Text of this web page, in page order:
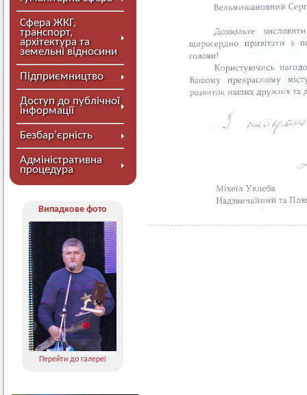
Сфера ЖКГ,
транспорт,
архітектура та
земельні відносини
Підприємництво
Доступ до публічної
інформації
Безбар’єрність
Адміністративна
процедура
Випадкове фото
Перейти до галереї